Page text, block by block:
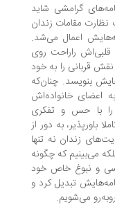
گرامشی شاید
زندان
می‌شد.
راراحت روی
را به خود
چنان‌که
خانواده‌اش
و تفکری
به دور از
نه تنها
که چگونه
خاص خود
تبدیل کرد و